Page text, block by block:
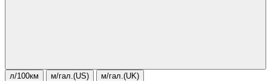
л/100км м/гал.(US) м/гал.(UK)